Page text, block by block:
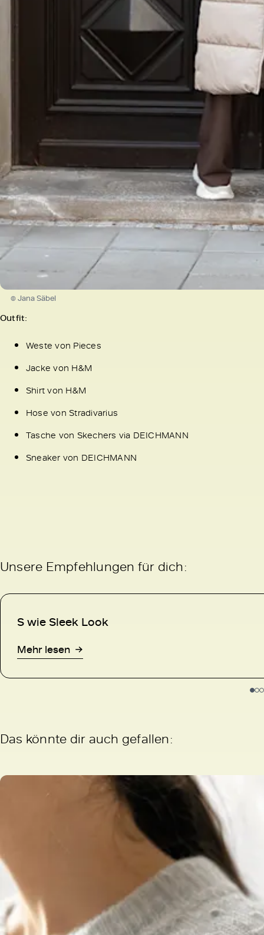
© Jana Säbel
Outfit:
Weste von Pieces
Jacke von H&M
Shirt von H&M
Hose von Stradivarius
Tasche von Skechers via DEICHMANN
Sneaker von DEICHMANN
Unsere Empfehlungen für dich:
S wie Sleek Look
Mehr lesen
Das könnte dir auch gefallen: